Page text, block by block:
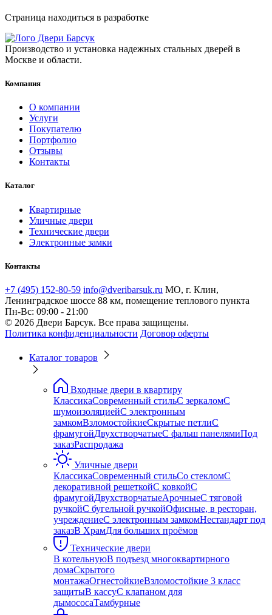
Страница находиться в разработке
Производство и установка надежных стальных дверей в
Москве и области.
Компания
О компании
Услуги
Покупателю
Портфолио
Отзывы
Контакты
Каталог
Квартирные
Уличные двери
Технические двери
Электронные замки
Контакты
+7 (495) 152-80-59 info@dveribarsuk.ru МО, г. Клин,
Ленинградское шоссе 88 км, помещение теплового пункта
Пн-Вс: 09:00 - 21:00
© 2026 Двери Барсук. Все права защищены.
Политика конфиденциальности Договор оферты
Каталог товаров
Входные двери в квартиру
КлассикаСовременный стильС зеркаломС
шумоизоляциейС электронным
замкомВзломостойкиеСкрытые петлиС
фрамугойДвухстворчатыеС фальш панелямиПод
заказРаспродажа
Уличные двери
КлассикаСовременный стильСо стекломС
декоративной решеткойС ковкойС
фрамугойДвухстворчатыеАрочныеС тяговой
ручкойС бугельной ручкойОфисные, в ресторан,
учреждениеС электронным замкомНестандарт под
заказВ ХрамДля больших проёмов
Технические двери
В котельнуюВ подъезд многоквартирного
домаСкрытого
монтажаОгнестойкиеВзломостойкие 3 класс
защитыВ кассуС клапаном для
дымососаТамбурные